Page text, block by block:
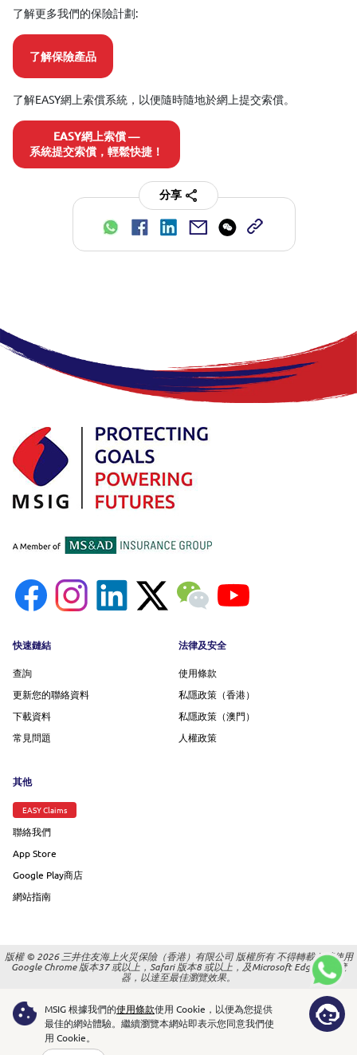
了解更多我們的保險計劃:
了解保險產品
了解EASY網上索償系統，以便隨時隨地於網上提交索償。
EASY網上索償 —
系統提交索償，輕鬆快捷！
分享
Footer menu
快速鏈結
查詢
更新您的聯絡資料
下載資料
常見問題
法律及安全
使用條款
私隱政策（香港）
私隱政策（澳門）
人權政策
其他
EASY Claims
聯絡我們
App Store
Google Play商店
網站指南
版權 © 2026 三井住友海上火災保險（香港）有限公司 版權所有 不得轉載 | 請使用
Google Chrome 版本37 或以上，Safari 版本8 或以上，及Microsoft Edge 的瀏覽
器，以達至最佳瀏覽效果。
MSIG 根據我們的使用條款使用 Cookie，以便為您提供
最佳的網站體驗。 繼續瀏覽本網站即表示您同意我們使
用 Cookie。